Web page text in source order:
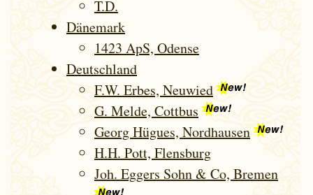
T.D.
Dänemark
1423 ApS, Odense
Deutsch­land
F.W. Erbes, Neuwied
G. Melde, Cottbus
Georg Hügues, Nordhausen
H.H. Pott, Flensburg
Joh. Eggers Sohn & Co, Bremen